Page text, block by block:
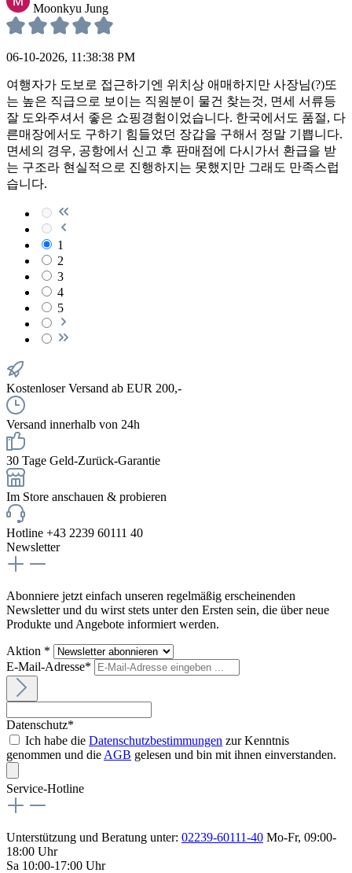
Moonkyu Jung
06-10-2026, 11:38:38 PM
여행자가 도보로 접근하기엔 위치상 애매하지만 사장님(?)또
는 높은 직급으로 보이는 직원분이 물건 찾는것, 면세 서류등
잘 도와주셔서 좋은 쇼핑경험이었습니다. 한국에서도 품절, 다
른매장에서도 구하기 힘들었던 장갑을 구해서 정말 기쁩니다.
면세의 경우, 공항에서 신고 후 판매점에 다시가서 환급을 받
는 구조라 현실적으로 진행하지는 못했지만 그래도 만족스럽
습니다.
1
2
3
4
5
Kostenloser Versand ab EUR 200,-
Versand innerhalb von 24h
30 Tage Geld-Zurück-Garantie
Im Store anschauen & probieren
Hotline +43 2239 60111 40
Newsletter
Abonniere jetzt einfach unseren regelmäßig erscheinenden
Newsletter und du wirst stets unter den Ersten sein, die über neue
Produkte und Angebote informiert werden.
Aktion *
E-Mail-Adresse*
Datenschutz*
Ich habe die Datenschutzbestimmungen zur Kenntnis
genommen und die AGB gelesen und bin mit ihnen einverstanden.
Service-Hotline
Unterstützung und Beratung unter: 02239-60111-40 Mo-Fr, 09:00-
18:00 Uhr
Sa 10:00-17:00 Uhr